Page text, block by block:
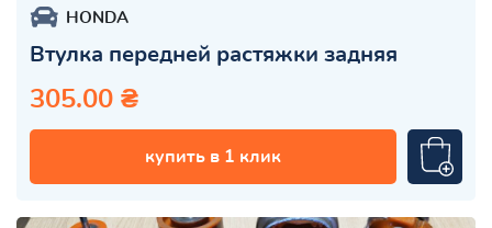
HONDA
Втулка передней растяжки задняя
305.00 ₴
купить в 1 клик